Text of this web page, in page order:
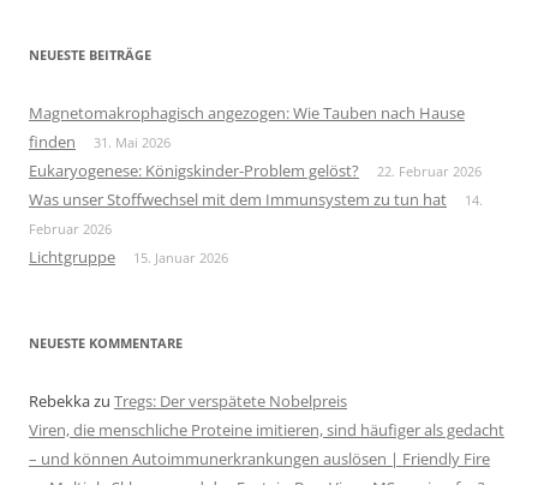
NEUESTE BEITRÄGE
Magnetomakrophagisch angezogen: Wie Tauben nach Hause
finden
31. Mai 2026
Eukaryogenese: Königskinder-Problem gelöst? 22. Februar 2026
Was unser Stoffwechsel mit dem Immunsystem zu tun hat
14.
Februar 2026
Lichtgruppe 15. Januar 2026
NEUESTE KOMMENTARE
Rebekkazu Tregs: Der verspätete Nobelpreis
Viren, die menschliche Proteine imitieren, sind häufiger als gedacht
– und können Autoimmunerkrankungen auslösen | Friendly Fire